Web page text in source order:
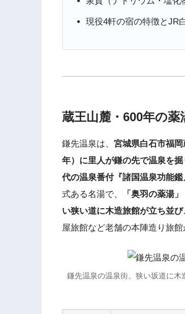
現役4軒の宿の特徴とJR
蔵王山麓・600年の薬
鎌先温泉は、 宮城県白石市福
年）に里人が鎌の先で温泉を掘
代の温泉番付『諸国温泉功能
式ある名湯で、
「奥羽の薬湯
い狭い道に木造旅館が立ち並
屋旅館など老舗の本陣造り旅
鎌先温泉の温泉街。狭い坂道に木